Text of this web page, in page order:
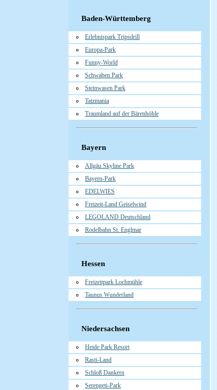
Baden-Württemberg
Erlebnispark Tripsdrill
Europa-Park
Funny-World
Schwaben Park
Steinwasen Park
Tatzmania
Traumland auf der Bärenhöhle
Bayern
Allgäu Skyline Park
Bayern-Park
EDELWIES
Freizeit-Land Geiselwind
LEGOLAND Deutschland
Rodelbahn St. Englmar
Hessen
Freizeitpark Lochmühle
Taunus Wunderland
Niedersachsen
Heide Park Resort
Rasti-Land
Schloß Dankern
Serengeti-Park